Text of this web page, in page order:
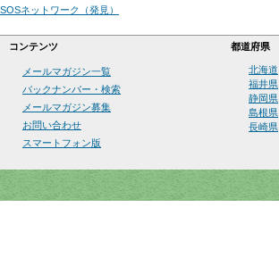
SOSネットワーク（発見）
コンテンツ 都道府県
メールマガジン一覧
バックナンバー・検索
メールマガジン募集
お問い合わせ
スマートフォン版
北海道
福井県
静岡県
島根県
長崎県